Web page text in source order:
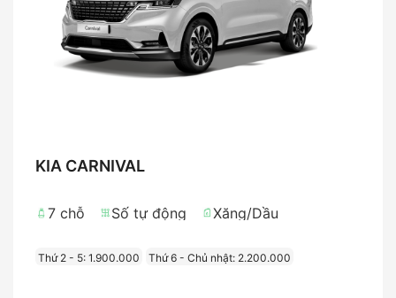
KIA CARNIVAL
7 chỗ Số tự động Xăng/Dầu
Thứ 2 - 5: 1.900.000 Thứ 6 - Chủ nhật: 2.200.000